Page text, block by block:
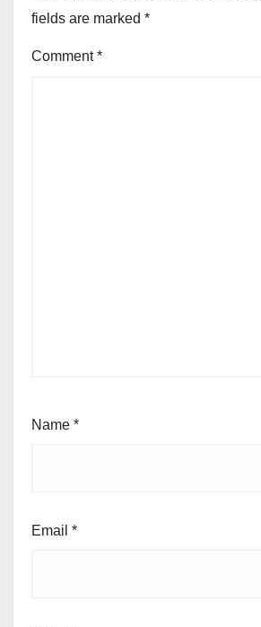
fields are marked *
Comment*
Name *
Email *